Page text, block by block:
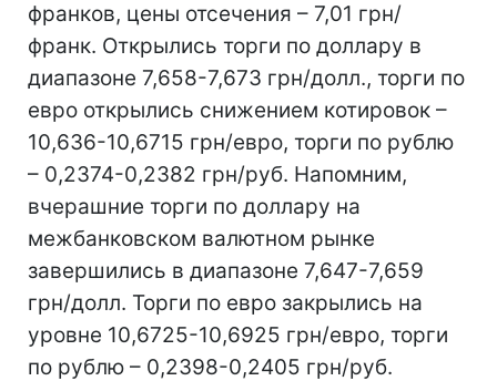
франков, цены отсечения – 7,01 грн/
франк. Открылись торги по доллару в
диапазоне 7,658-7,673 грн/долл., торги по
евро открылись снижением котировок –
10,636-10,6715 грн/евро, торги по рублю
– 0,2374-0,2382 грн/руб. Напомним,
вчерашние торги по доллару на
межбанковском валютном рынке
завершились в диапазоне 7,647-7,659
грн/долл. Торги по евро закрылись на
уровне 10,6725-10,6925 грн/евро, торги
по рублю – 0,2398-0,2405 грн/руб.